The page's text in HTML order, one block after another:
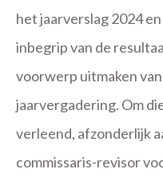
het jaarverslag 2024
inbegrip van de
voorwerp uitmaken
jaarvergadering. Om
verleend, afzonderlijk
commissaris-revisor